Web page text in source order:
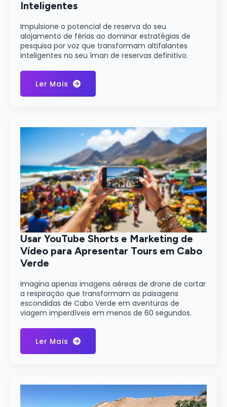
Inteligentes
Impulsione o potencial de reserva do seu
alojamento de férias ao dominar estratégias de
pesquisa por voz que transformam altifalantes
inteligentes no seu íman de reservas definitivo.
Ler Mais
Usar YouTube Shorts e Marketing de
Vídeo para Apresentar Tours em Cabo
Verde
Imagina apenas imagens aéreas de drone de cortar
a respiração que transformam as paisagens
escondidas de Cabo Verde em aventuras de
viagem imperdíveis em menos de 60 segundos.
Ler Mais